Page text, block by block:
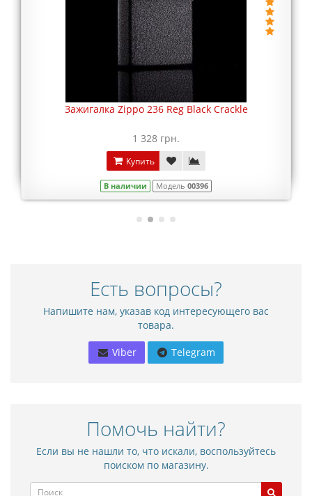
Зажигалка Zippo 236 Reg Black Crackle
1 328 грн.
Купить
В наличии Модель 00396
Есть вопросы?
Напишите нам, указав код интересующего вас
товара.
Viber Telegram
Помочь найти?
Если вы не нашли то, что искали, воспользуйтесь
поиском по магазину.